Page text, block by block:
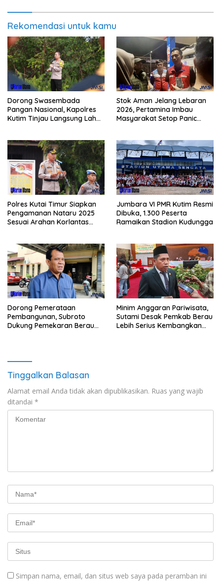
Rekomendasi untuk kamu
Dorong Swasembada
Pangan Nasional, Kapolres
Kutim Tinjau Langsung Lahan
Stok Aman Jelang Lebaran
2026, Pertamina Imbau
Masyarakat Setop Panic
Polres Kutai Timur Siapkan
Pengamanan Nataru 2025
Sesuai Arahan Korlantas
Jumbara VI PMR Kutim Resmi
Dibuka, 1.300 Peserta
Ramaikan Stadion Kudungga
Dorong Pemerataan
Pembangunan, Subroto
Dukung Pemekaran Berau
Minim Anggaran Pariwisata,
Sutami Desak Pemkab Berau
Lebih Serius Kembangkan
Tinggalkan Balasan
Alamat email Anda tidak akan dipublikasikan. Ruas yang wajib
ditandai *
Simpan nama, email, dan situs web saya pada peramban ini